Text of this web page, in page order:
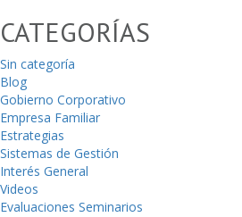
CATEGORÍAS
Sin categoría
Blog
Gobierno Corporativo
Empresa Familiar
Estrategias
Sistemas de Gestión
Interés General
Videos
Evaluaciones Seminarios